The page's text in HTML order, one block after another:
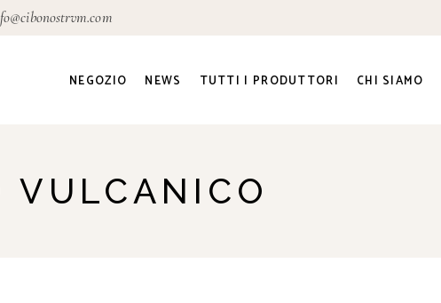
NEGOZIO
Artigianato Sociale
NEWS TUTTI I PRODUTTORI CHI SIAMO
VULCANICO